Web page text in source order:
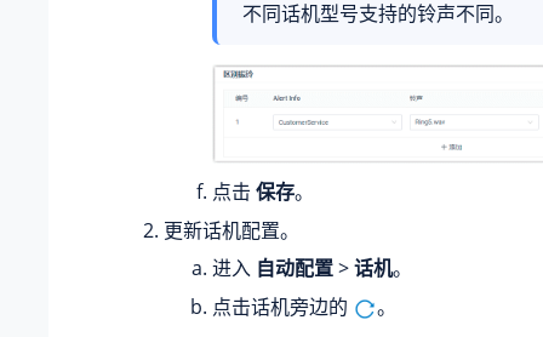
不同话机型号支持的铃声不同。
点击 保存。
更新话机配置。
进入 自动配置>话机。
点击话机旁边的
。